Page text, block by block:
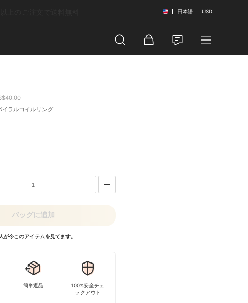
日本語 USD
40.00
イラルコイルリング
バッグに追加
が今このアイテムを見てます。
簡単返品
100%安全チェ
ックアウト